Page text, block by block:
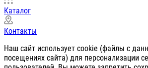
Каталог
Контакты
Наш сайт использует cookie (файлы с
посещениях сайта) для персонализации